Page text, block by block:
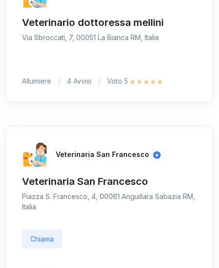
Veterinario dottoressa mellini
Via Sbroccati, 7, 00051 La Bianca RM, Italia
Allumiere 4 Avvisi Voto 5
Veterinaria San Francesco
Veterinaria San Francesco
Piazza S. Francesco, 4, 00061 Anguillara Sabazia RM,
Italia
Chiama